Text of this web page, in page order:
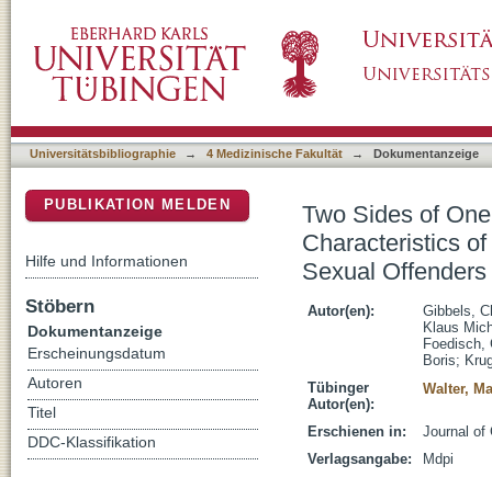
and Non-Convicted Pedophilic Child Sexual
Universitätsbibliographie → 4 Medizinische Fakultät → Dokumentanzeige
Two Sides of
Characteristics
Sexual Offenders
Autor(en):
Gibbels,
Klaus
Foedisch,
Boris;
Tübinger
Autor(en):
Walter,
Erschienen in:
Journal of
Verlagsangabe:
Mdpi
PUBLIKATION MELDEN
Hilfe und Informationen
Stöbern
Dokumentanzeige
Erscheinungsdatum
Autoren
Titel
DDC-Klassifikation